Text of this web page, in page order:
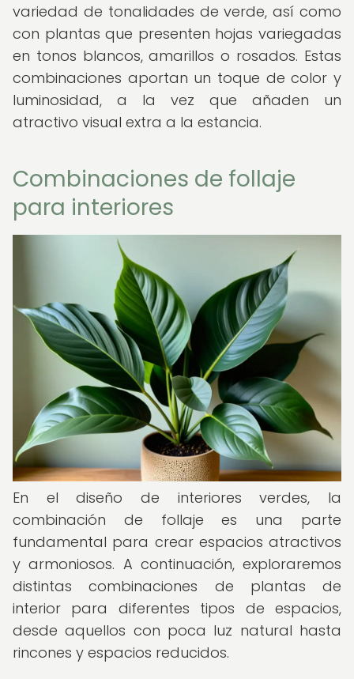
variedad de tonalidades de verde, así como
con plantas que presenten hojas variegadas
en tonos blancos, amarillos o rosados. Estas
combinaciones aportan un toque de color y
luminosidad, a la vez que añaden un
atractivo visual extra a la estancia.
Combinaciones de follaje
para interiores
En el diseño de interiores verdes, la
combinación de follaje es una parte
fundamental para crear espacios atractivos
y armoniosos. A continuación, exploraremos
distintas combinaciones de plantas de
interior para diferentes tipos de espacios,
desde aquellos con poca luz natural hasta
rincones y espacios reducidos.